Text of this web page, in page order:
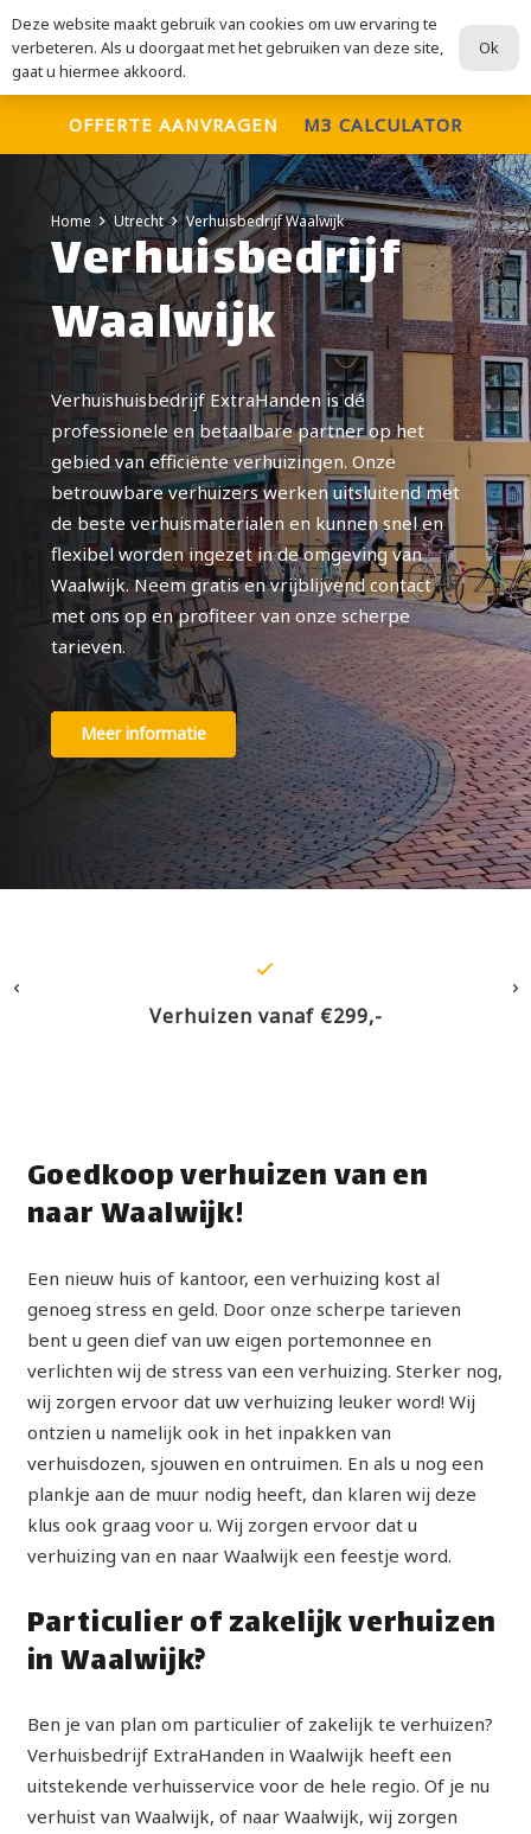
ExtraHanden
Voor al uw verhuisdiensten
OFFERTE AANVRAGEN M3 CALCULATOR
Home Utrecht Verhuisbedrijf Waalwijk
Verhuisbedrijf
Waalwijk
Verhuishuisbedrijf ExtraHanden is dé
professionele en betaalbare partner op het
gebied van efficiënte verhuizingen. Onze
betrouwbare verhuizers werken uitsluitend met
de beste verhuismaterialen en kunnen snel en
flexibel worden ingezet in de omgeving van
Waalwijk. Neem gratis en vrijblijvend contact
met ons op en profiteer van onze scherpe
tarieven.
Meer informatie
Verzekerd tegen schade
Goedkoop verhuizen van en
naar Waalwijk!
Een nieuw huis of kantoor, een verhuizing kost al
genoeg stress en geld. Door onze scherpe tarieven
bent u geen dief van uw eigen portemonnee en
verlichten wij de stress van een verhuizing. Sterker nog,
wij zorgen ervoor dat uw verhuizing leuker word! Wij
ontzien u namelijk ook in het inpakken van
verhuisdozen, sjouwen en ontruimen. En als u nog een
plankje aan de muur nodig heeft, dan klaren wij deze
klus ook graag voor u. Wij zorgen ervoor dat u
verhuizing van en naar Waalwijk een feestje word.
Particulier of zakelijk verhuizen
in Waalwijk?
Ben je van plan om particulier of zakelijk te verhuizen?
Verhuisbedrijf ExtraHanden in Waalwijk heeft een
uitstekende verhuisservice voor de hele regio. Of je nu
verhuist van Waalwijk, of naar Waalwijk, wij zorgen
Deze website maakt gebruik van cookies om uw ervaring te
verbeteren. Als u doorgaat met het gebruiken van deze site,
gaat u hiermee akkoord.
Ok